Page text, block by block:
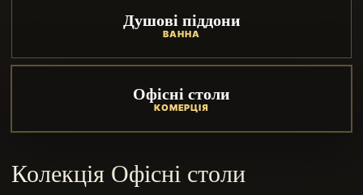
Душові піддони
ВАННА
Офісні столи
КОМЕРЦІЯ
Колекція Офісні столи